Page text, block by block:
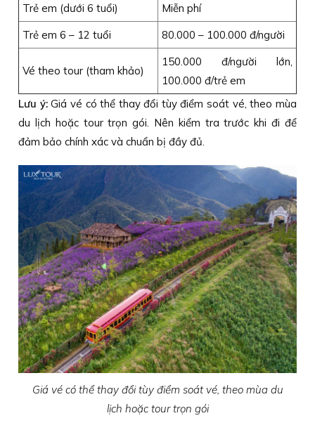
Trẻ em (dưới 6 tuổi)
Miễn phí
Trẻ em 6 – 12 tuổi
80.000 – 100.000 đ/người
Vé theo tour (tham khảo)
150.000 đ/người lớn,
100.000 đ/trẻ em
Lưu ý:Giá vé có thể thay đổi tùy điểm soát vé, theo mùa
du lịch hoặc tour trọn gói. Nên kiểm tra trước khi đi để
đảm bảo chính xác và chuẩn bị đầy đủ.
Giá vé có thể thay đổi tùy điểm soát vé, theo mùa du
lịch hoặc tour trọn gói